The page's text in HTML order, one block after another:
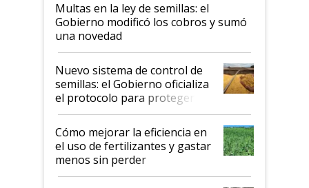
Multas en la ley de semillas: el
Gobierno modificó los cobros y sumó
una novedad
Nuevo sistema de control de
semillas: el Gobierno oficializa
el protocolo para proteger la
propiedad intelectual
Cómo mejorar la eficiencia en
el uso de fertilizantes y gastar
menos sin perder
productividad en la campaña